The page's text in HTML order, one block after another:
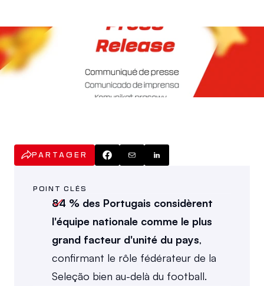
PARTAGER
POINT CLÉS
84 % des Portugais considèrent
l'équipe nationale comme le plus
grand facteur d'unité du pays,
confirmant le rôle fédérateur de la
Seleção bien au-delà du football.